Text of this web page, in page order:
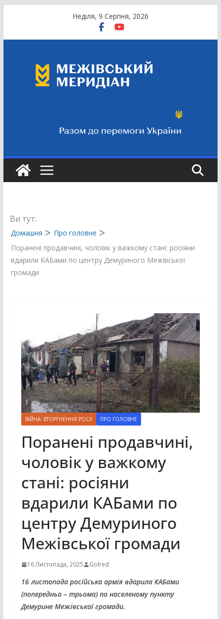
вмісту
Неділя, 9 Серпня, 2026
Ви тут:
Домашня
Про головне
Поранені продавчині, чоловік у важкому стані: росіяни
вдарили КАБами по центру Демуриного Межівської
громади
ВІЙНА: ВТОРГНЕННЯ РОСІЇ ПРО ГОЛОВНЕ
Поранені продавчині,
чоловік у важкому
стані: росіяни
вдарили КАБами по
центру Демуриного
Межівської громади
16 Листопада, 2025 Golred
16 листопада російська армія вдарила КАБами
(попередньо – трьома) по населеному пункту
Демурине Межівської громади.